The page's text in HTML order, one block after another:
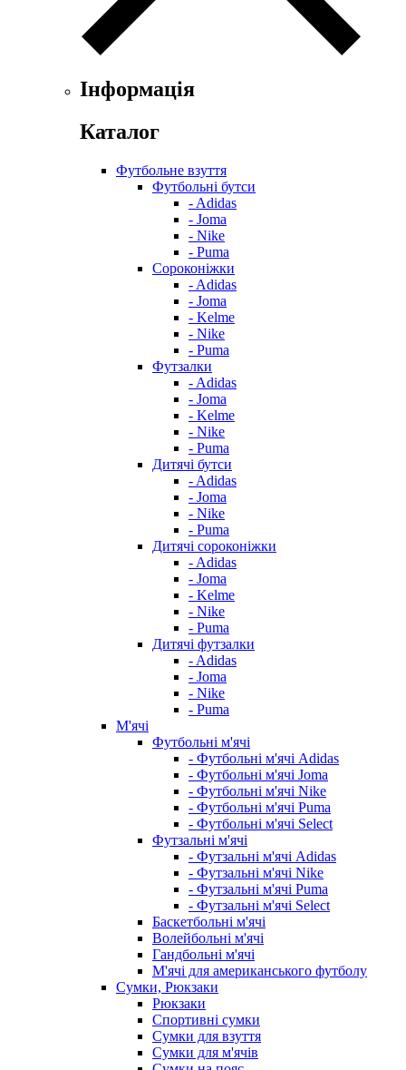
Інформація
Каталог
Футбольне взуття
Футбольні бутси
- Adidas
- Joma
- Nike
- Puma
Сороконіжки
- Adidas
- Joma
- Kelme
- Nike
- Puma
Футзалки
- Adidas
- Joma
- Kelme
- Nike
- Puma
Дитячі бутси
- Adidas
- Joma
- Nike
- Puma
Дитячі сороконіжки
- Adidas
- Joma
- Kelme
- Nike
- Puma
Дитячі футзалки
- Adidas
- Joma
- Nike
- Puma
М'ячі
Футбольні м'ячі
- Футбольні м'ячі Adidas
- Футбольні м'ячі Joma
- Футбольні м'ячі Nike
- Футбольні м'ячі Puma
- Футбольні м'ячі Select
Футзальні м'ячі
- Футзальні м'ячі Adidas
- Футзальні м'ячі Nike
- Футзальні м'ячі Puma
- Футзальні м'ячі Select
Баскетбольні м'ячі
Волейбольні м'ячі
Гандбольні м'ячі
М'ячі для американського футболу
Сумки, Рюкзаки
Рюкзаки
Спортивні сумки
Сумки для взуття
Сумки для м'ячів